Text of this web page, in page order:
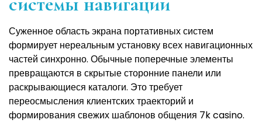
Суженное область экрана портативных систем
формирует нереальным установку всех навигационных
частей синхронно. Обычные поперечные элементы
превращаются в скрытые сторонние панели или
раскрывающиеся каталоги. Это требует
переосмысления клиентских траекторий и
формирования свежих шаблонов общения 7k casino.